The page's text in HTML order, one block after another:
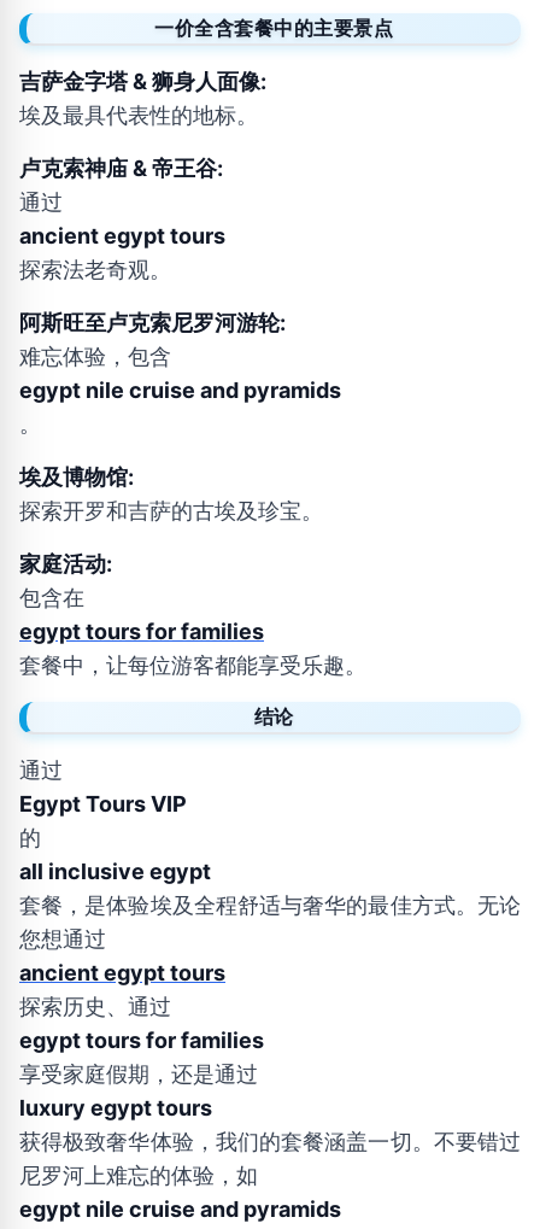
一价全含套餐中的主要景点
吉萨金字塔 & 狮身人面像:
埃及最具代表性的地标。
卢克索神庙 & 帝王谷:
通过
ancient egypt tours
探索法老奇观。
阿斯旺至卢克索尼罗河游轮:
难忘体验，包含
egypt nile cruise and pyramids
。
埃及博物馆:
探索开罗和吉萨的古埃及珍宝。
家庭活动:
包含在
egypt tours for families
套餐中，让每位游客都能享受乐趣。
结论
通过
Egypt Tours VIP
的
all inclusive egypt
套餐，是体验埃及全程舒适与奢华的最佳方式。无论
您想通过
ancient egypt tours
探索历史、通过
egypt tours for families
享受家庭假期，还是通过
luxury egypt tours
获得极致奢华体验，我们的套餐涵盖一切。不要错过
尼罗河上难忘的体验，如
egypt nile cruise and pyramids